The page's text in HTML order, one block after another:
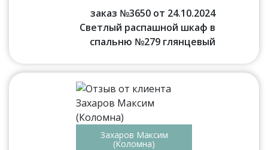
заказ №3650 от 24.10.2024
Светлый распашной шкаф в
спальню №279 глянцевый
Захаров Максим
(Коломна)